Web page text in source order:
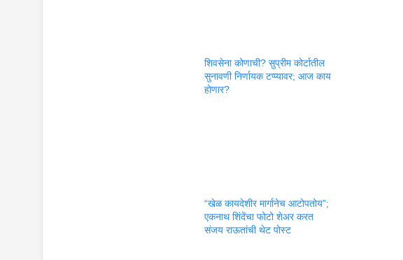
शिवसेना कोणाची? सुप्रीम कोर्टातील
सुनावणी निर्णायक टप्प्यावर; आज काय
होणार?
“खेळ कायदेशीर मार्गानेच आटोपतोय”;
एकनाथ शिंदेंचा फोटो शेअर करत
संजय राऊतांची थेट पोस्ट